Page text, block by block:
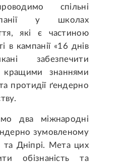
спільні
у школах
які є частиною
в кампанії «16 днів
забезпечити
кращими знаннями
протидії ґендерно
два міжнародні
зумовленому
та Дніпрі. Мета цих
обізнаність та